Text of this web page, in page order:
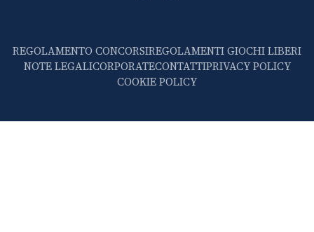
REGOLAMENTO CONCORSIREGOLAMENTI GIOCHI LIBERI
NOTE LEGALICORPORATECONTATTIPRIVACY POLICY
COOKIE POLICY